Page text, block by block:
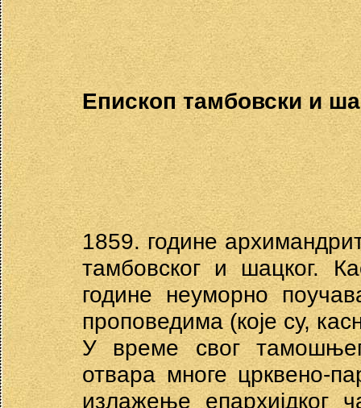
Епископ тамбовски и
1859. године
тамбовског и шацког.
године неуморно
проповедима (које су,
У време свог
отвара многе црквено-
излажење епархијдког